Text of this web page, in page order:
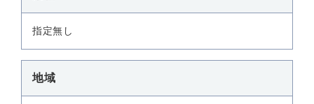
指定無し
地域